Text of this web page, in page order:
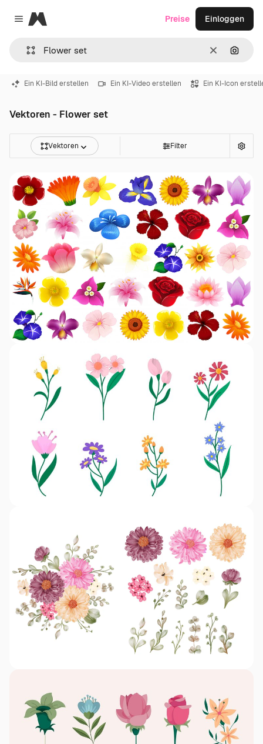
Close menu
Magnific
LöschenNach
Preise Einloggen
Ein KI-Bild erstellen Ein KI-Video erstellen Ein KI-Icon
Vektoren - Flower set
Vektoren Filter